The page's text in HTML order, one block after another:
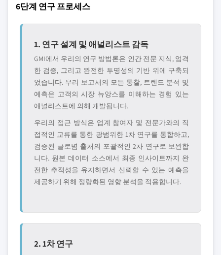
6단계 연구 프로세스
1. 연구 설계 및 애널리스트 감독
GMI에서 우리의 연구 방법론은 인간 전문 지식, 엄격
한 검증, 그리고 완전한 투명성의 기반 위에 구축되
었습니다. 우리 보고서의 모든 통찰, 트렌드 분석 및
예측은 고객의 시장 뉴앙스를 이해하는 경험 있는
애널리스트에 의해 개발됩니다.
우리의 접근 방식은 업계 참여자 및 전문가와의 직
접적인 교류를 통한 광범위한 1차 연구를 통합하고,
검증된 글로볌 출처의 포괄적인 2차 연구로 보완합
니다. 원본 데이터 소스에서 최종 인사이트까지 완
전한 추적성을 유지하면서 신뢰할 수 있는 예측을
제공하기 위해 정량화된 영향 분석을 적용합니다.
2. 1차 연구